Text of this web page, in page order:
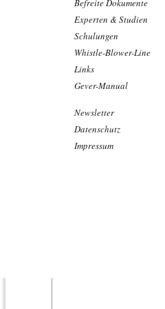
Befreite Dokumente
Experten & Studien
Schulungen
Whistle-Blower-Line
Links
Gever-Manual
Newsletter
Datenschutz
Impressum